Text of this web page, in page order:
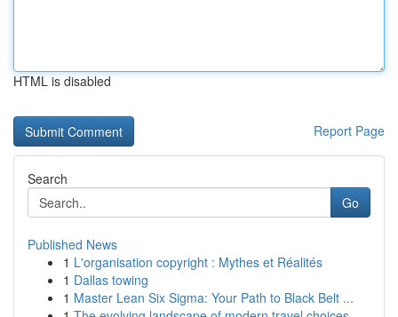
HTML is disabled
Report Page
Search
Go
Published News
1 L'organisation copyright : Mythes et Réalités
1 Dallas towing
1 Master Lean Six Sigma: Your Path to Black Belt ...